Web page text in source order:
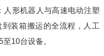
人形机器人与高速电动注塑
装箱搬运的全流程，人工
10台设备。